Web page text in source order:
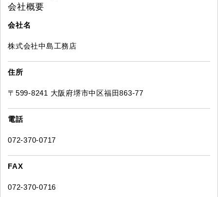
会社概要
会社名
株式会社中島工務店
住所
〒599-8241 大阪府堺市中区福田863-77
電話
072-370-0717
FAX
072-370-0716